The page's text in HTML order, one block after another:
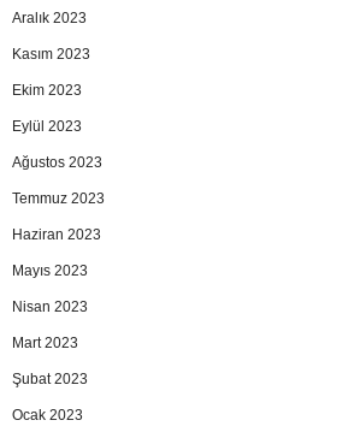
Aralık 2023
Kasım 2023
Ekim 2023
Eylül 2023
Ağustos 2023
Temmuz 2023
Haziran 2023
Mayıs 2023
Nisan 2023
Mart 2023
Şubat 2023
Ocak 2023